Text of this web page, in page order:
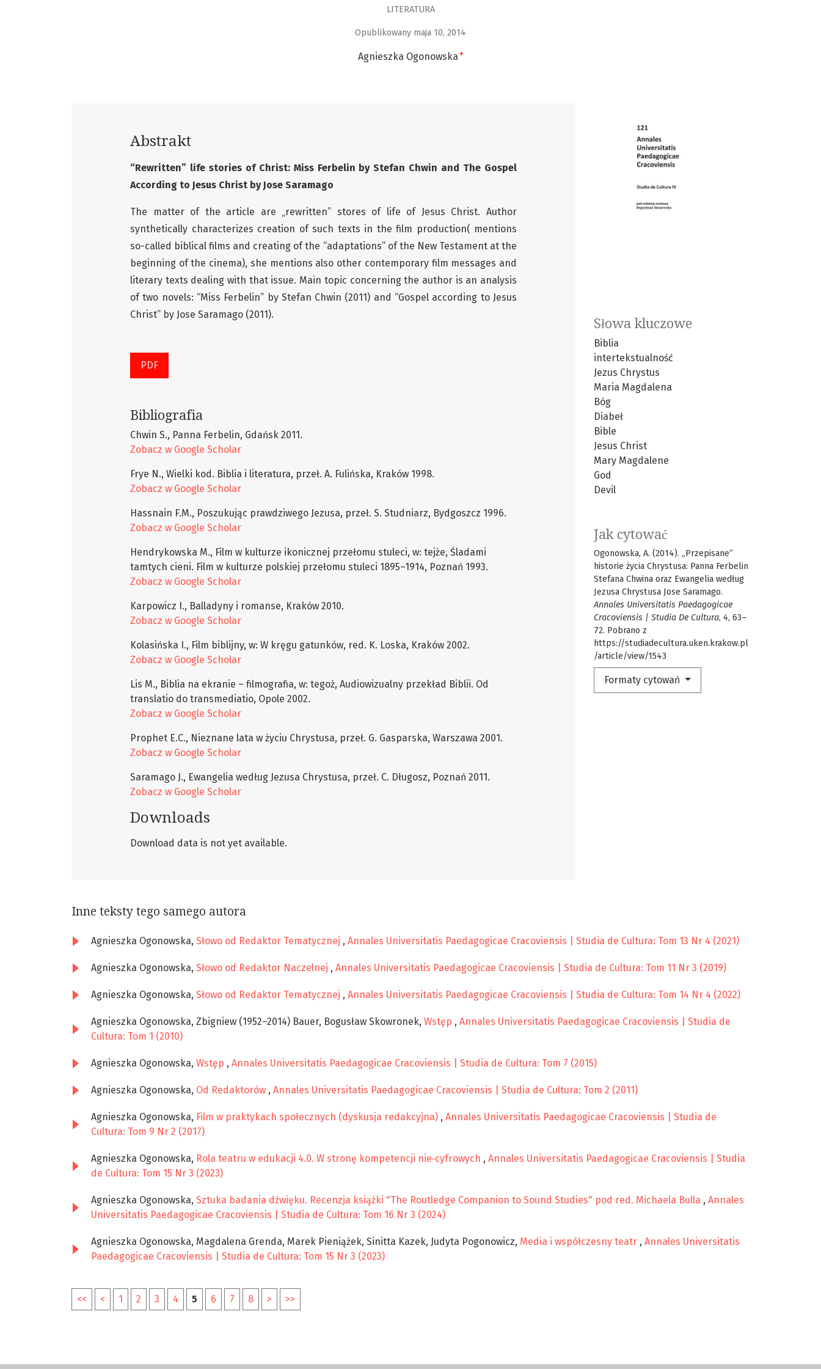
LITERATURA
Opublikowany maja 10, 2014
Agnieszka Ogonowska +
Słowa kluczowe
Biblia
intertekstualność
Jezus Chrystus
Maria Magdalena
Bóg
Diabeł
Bible
Jesus Christ
Mary Magdalene
God
Devil
Jak cytować
Ogonowska, A. (2014). „Przepisane”
historie życia Chrystusa: Panna Ferbelin
Stefana Chwina oraz Ewangelia według
Jezusa Chrystusa Jose Saramago.
Annales Universitatis Paedagogicae
Cracoviensis | Studia De Cultura, 4, 63–
72. Pobrano z
https://studiadecultura.uken.krakow.pl
/article/view/1543
Formaty cytowań
Abstrakt
“Rewritten” life stories of Christ: Miss Ferbelin by Stefan Chwin and The Gospel
According to Jesus Christ by Jose Saramago
The matter of the article are „rewritten” stores of life of Jesus Christ. Author
synthetically characterizes creation of such texts in the film production( mentions
so-called biblical films and creating of the “adaptations” of the New Testament at the
beginning of the cinema), she mentions also other contemporary film messages and
literary texts dealing with that issue. Main topic concerning the author is an analysis
of two novels: “Miss Ferbelin” by Stefan Chwin (2011) and “Gospel according to Jesus
Christ” by Jose Saramago (2011).
PDF
Bibliografia
Chwin S., Panna Ferbelin, Gdańsk 2011.
Zobacz w Google Scholar
Frye N., Wielki kod. Biblia i literatura, przeł. A. Fulińska, Kraków 1998.
Zobacz w Google Scholar
Hassnain F.M., Poszukując prawdziwego Jezusa, przeł. S. Studniarz, Bydgoszcz 1996.
Zobacz w Google Scholar
Hendrykowska M., Film w kulturze ikonicznej przełomu stuleci, w: tejże, Śladami
tamtych cieni. Film w kulturze polskiej przełomu stuleci 1895–1914, Poznań 1993.
Zobacz w Google Scholar
Karpowicz I., Balladyny i romanse, Kraków 2010.
Zobacz w Google Scholar
Kolasińska I., Film biblijny, w: W kręgu gatunków, red. K. Loska, Kraków 2002.
Zobacz w Google Scholar
Lis M., Biblia na ekranie – filmografia, w: tegoż, Audiowizualny przekład Biblii. Od
translatio do transmediatio, Opole 2002.
Zobacz w Google Scholar
Prophet E.C., Nieznane lata w życiu Chrystusa, przeł. G. Gasparska, Warszawa 2001.
Zobacz w Google Scholar
Saramago J., Ewangelia według Jezusa Chrystusa, przeł. C. Długosz, Poznań 2011.
Zobacz w Google Scholar
Downloads
Download data is not yet available.
Inne teksty tego samego autora
Agnieszka Ogonowska, Słowo od Redaktor Tematycznej , Annales Universitatis Paedagogicae Cracoviensis | Studia de Cultura: Tom 13 Nr 4 (2021)
Agnieszka Ogonowska, Słowo od Redaktor Naczelnej , Annales Universitatis Paedagogicae Cracoviensis | Studia de Cultura: Tom 11 Nr 3 (2019)
Agnieszka Ogonowska, Słowo od Redaktor Tematycznej , Annales Universitatis Paedagogicae Cracoviensis | Studia de Cultura: Tom 14 Nr 4 (2022)
Agnieszka Ogonowska, Zbigniew (1952–2014) Bauer, Bogusław Skowronek, Wstęp , Annales Universitatis Paedagogicae Cracoviensis | Studia de
Cultura: Tom 1 (2010)
Agnieszka Ogonowska, Wstęp , Annales Universitatis Paedagogicae Cracoviensis | Studia de Cultura: Tom 7 (2015)
Agnieszka Ogonowska, Od Redaktorów , Annales Universitatis Paedagogicae Cracoviensis | Studia de Cultura: Tom 2 (2011)
Agnieszka Ogonowska, Film w praktykach społecznych (dyskusja redakcyjna) , Annales Universitatis Paedagogicae Cracoviensis | Studia de
Cultura: Tom 9 Nr 2 (2017)
Agnieszka Ogonowska, Rola teatru w edukacji 4.0. W stronę kompetencji nie‑cyfrowych , Annales Universitatis Paedagogicae Cracoviensis | Studia
de Cultura: Tom 15 Nr 3 (2023)
Agnieszka Ogonowska, Sztuka badania dźwięku. Recenzja książki "The Routledge Companion to Sound Studies" pod red. Michaela Bulla , Annales
Universitatis Paedagogicae Cracoviensis | Studia de Cultura: Tom 16 Nr 3 (2024)
Agnieszka Ogonowska, Magdalena Grenda, Marek Pieniążek, Sinitta Kazek, Judyta Pogonowicz, Media i współczesny teatr , Annales Universitatis
Paedagogicae Cracoviensis | Studia de Cultura: Tom 15 Nr 3 (2023)
<< < 1 2 3 4 5 6 7 8 > >>